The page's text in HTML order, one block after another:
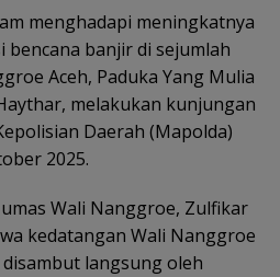
menghadapi meningkatnya
banjir di sejumlah
Aceh, Paduka Yang Mulia
melakukan kunjungan
Daerah (Mapolda)
2025.
Wali Nanggroe, Zulfikar
kedatangan Wali Nanggroe
langsung oleh